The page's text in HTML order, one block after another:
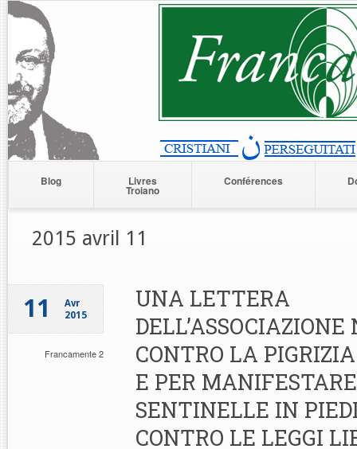
Blog Livres
Troiano
Conférences
2015 avril 11
11
Avr
2015
Francamente 2
UNA LETTERA
CONTRO LA
E PER
SENTINELLE IN
CONTRO LE LEGGI